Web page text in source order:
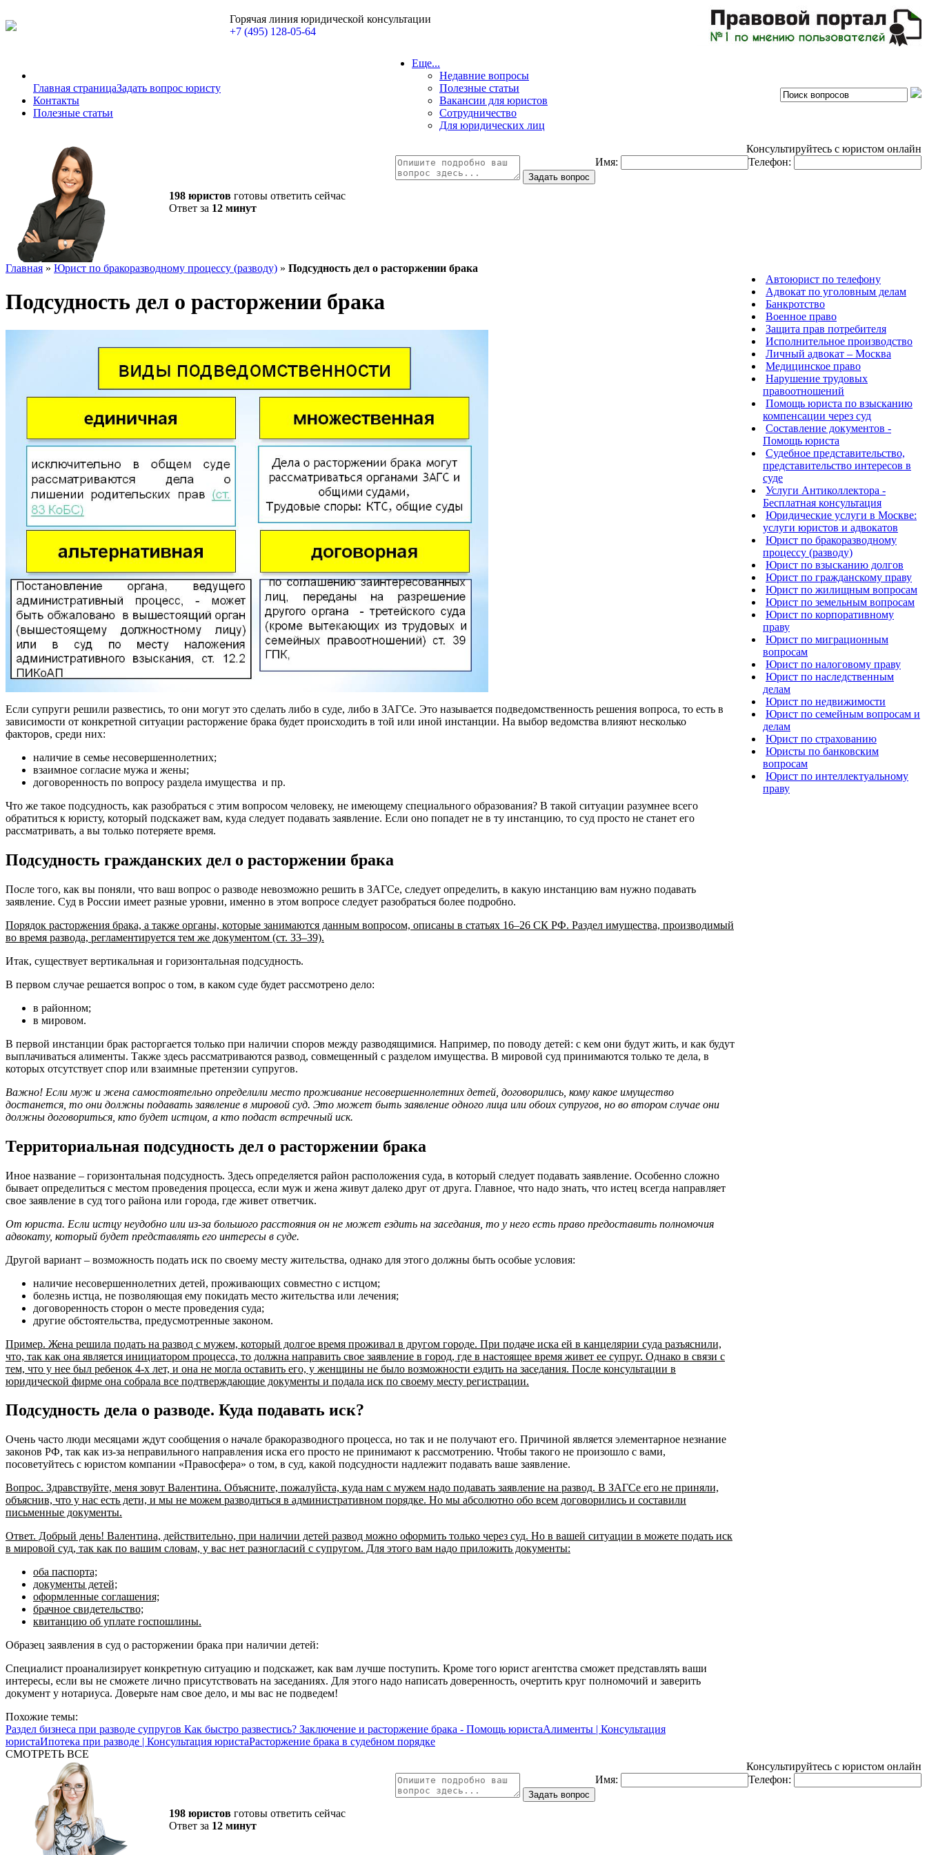
Горячая линия юридической консультации
+7 (495) 128-05-64
Главная страницаЗадать вопрос юристу
Контакты
Полезные статьи
Еще...
Недавние вопросы
Полезные статьи
Вакансии для юристов
Сотрудничество
Для юридических лиц
198 юристов готовы ответить сейчас
Ответ за 12 минут
Консультируйтесь с юристом онлайн
Имя:
Телефон:
Главная » Юрист по бракоразводному процессу (разводу) » Подсудность дел о расторжении брака
Подсудность дел о расторжении брака
Если супруги решили развестись, то они могут это сделать либо в суде, либо в ЗАГСе. Это называется подведомственность решения вопроса, то есть в
зависимости от конкретной ситуации расторжение брака будет происходить в той или иной инстанции. На выбор ведомства влияют несколько
факторов, среди них:
наличие в семье несовершеннолетних;
взаимное согласие мужа и жены;
договоренность по вопросу раздела имущества и пр.
Что же такое подсудность, как разобраться с этим вопросом человеку, не имеющему специального образования? В такой ситуации разумнее всего
обратиться к юристу, который подскажет вам, куда следует подавать заявление. Если оно попадет не в ту инстанцию, то суд просто не станет его
рассматривать, а вы только потеряете время.
Подсудность гражданских дел о расторжении брака
После того, как вы поняли, что ваш вопрос о разводе невозможно решить в ЗАГСе, следует определить, в какую инстанцию вам нужно подавать
заявление. Суд в России имеет разные уровни, именно в этом вопросе следует разобраться более подробно.
Порядок расторжения брака, а также органы, которые занимаются данным вопросом, описаны в статьях 16–26 СК РФ. Раздел имущества, производимый
во время развода, регламентируется тем же документом (ст. 33–39).
Итак, существует вертикальная и горизонтальная подсудность.
В первом случае решается вопрос о том, в каком суде будет рассмотрено дело:
в районном;
в мировом.
В первой инстанции брак расторгается только при наличии споров между разводящимися. Например, по поводу детей: с кем они будут жить, и как будут
выплачиваться алименты. Также здесь рассматриваются развод, совмещенный с разделом имущества. В мировой суд принимаются только те дела, в
которых отсутствует спор или взаимные претензии супругов.
Важно! Если муж и жена самостоятельно определили место проживание несовершеннолетних детей, договорились, кому какое имущество
достанется, то они должны подавать заявление в мировой суд. Это может быть заявление одного лица или обоих супругов, но во втором случае они
должны договориться, кто будет истцом, а кто подаст встречный иск.
Территориальная подсудность дел о расторжении брака
Иное название – горизонтальная подсудность. Здесь определяется район расположения суда, в который следует подавать заявление. Особенно сложно
бывает определиться с местом проведения процесса, если муж и жена живут далеко друг от друга. Главное, что надо знать, что истец всегда направляет
свое заявление в суд того района или города, где живет ответчик.
От юриста. Если истцу неудобно или из-за большого расстояния он не может ездить на заседания, то у него есть право предоставить полномочия
адвокату, который будет представлять его интересы в суде.
Другой вариант – возможность подать иск по своему месту жительства, однако для этого должны быть особые условия:
наличие несовершеннолетних детей, проживающих совместно с истцом;
болезнь истца, не позволяющая ему покидать место жительства или лечения;
договоренность сторон о месте проведения суда;
другие обстоятельства, предусмотренные законом.
Пример. Жена решила подать на развод с мужем, который долгое время проживал в другом городе. При подаче иска ей в канцелярии суда разъяснили,
что, так как она является инициатором процесса, то должна направить свое заявление в город, где в настоящее время живет ее супруг. Однако в связи с
тем, что у нее был ребенок 4-х лет, и она не могла оставить его, у женщины не было возможности ездить на заседания. После консультации в
юридической фирме она собрала все подтверждающие документы и подала иск по своему месту регистрации.
Подсудность дела о разводе. Куда подавать иск?
Очень часто люди месяцами ждут сообщения о начале бракоразводного процесса, но так и не получают его. Причиной является элементарное незнание
законов РФ, так как из-за неправильного направления иска его просто не принимают к рассмотрению. Чтобы такого не произошло с вами,
посоветуйтесь с юристом компании «Правосфера» о том, в суд, какой подсудности надлежит подавать ваше заявление.
Вопрос. Здравствуйте, меня зовут Валентина. Объясните, пожалуйста, куда нам с мужем надо подавать заявление на развод. В ЗАГСе его не приняли,
объяснив, что у нас есть дети, и мы не можем разводиться в административном порядке. Но мы абсолютно обо всем договорились и составили
письменные документы.
Ответ. Добрый день! Валентина, действительно, при наличии детей развод можно оформить только через суд. Но в вашей ситуации в можете подать иск
в мировой суд, так как по вашим словам, у вас нет разногласий с супругом. Для этого вам надо приложить документы:
оба паспорта;
документы детей;
оформленные соглашения;
брачное свидетельство;
квитанцию об уплате госпошлины.
Образец заявления в суд о расторжении брака при наличии детей:
Специалист проанализирует конкретную ситуацию и подскажет, как вам лучше поступить. Кроме того юрист агентства сможет представлять ваши
интересы, если вы не сможете лично присутствовать на заседаниях. Для этого надо написать доверенность, очертить круг полномочий и заверить
документ у нотариуса. Доверьте нам свое дело, и мы вас не подведем!
Похожие темы:
Раздел бизнеса при разводе супругов Как быстро развестись? Заключение и расторжение брака - Помощь юристаАлименты | Консультация
юристаИпотека при разводе | Консультация юристаРасторжение брака в судебном порядке
СМОТРЕТЬ ВСЕ
Автоюрист по телефону
Адвокат по уголовным делам
Банкротство
Военное право
Защита прав потребителя
Исполнительное производство
Личный адвокат – Москва
Медицинское право
Нарушение трудовых
правоотношений
Помощь юриста по взысканию
компенсации через суд
Составление документов -
Помощь юриста
Судебное представительство,
представительство интересов в
суде
Услуги Антиколлектора -
Бесплатная консультация
Юридические услуги в Москве:
услуги юристов и адвокатов
Юрист по бракоразводному
процессу (разводу)
Юрист по взысканию долгов
Юрист по гражданскому праву
Юрист по жилищным вопросам
Юрист по земельным вопросам
Юрист по корпоративному
праву
Юрист по миграционным
вопросам
Юрист по налоговому праву
Юрист по наследственным
делам
Юрист по недвижимости
Юрист по семейным вопросам и
делам
Юрист по страхованию
Юристы по банковским
вопросам
Юрист по интеллектуальному
праву
198 юристов готовы ответить сейчас
Ответ за 12 минут
Консультируйтесь с юристом онлайн
Имя:
Телефон: